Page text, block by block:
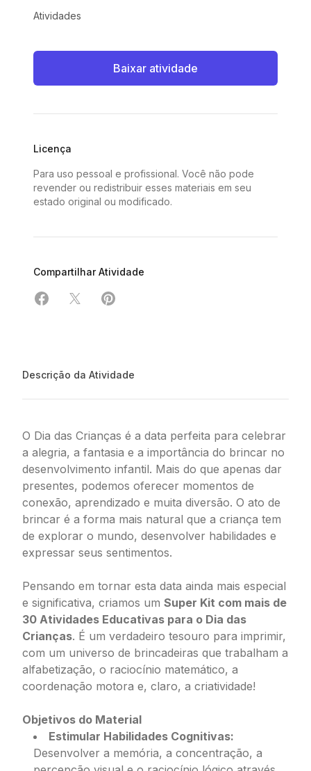
Atividades
Baixar atividade
Licença
Para uso pessoal e profissional. Você não pode
revender ou redistribuir esses materiais em seu
estado original ou modificado.
Compartilhar Atividade
Compartilhar em Facebook
Compartilhar em X
Compartilhar em Pinterest
Descrição da Atividade
O Dia das Crianças é a data perfeita para celebrar
a alegria, a fantasia e a importância do brincar no
desenvolvimento infantil. Mais do que apenas dar
presentes, podemos oferecer momentos de
conexão, aprendizado e muita diversão. O ato de
brincar é a forma mais natural que a criança tem
de explorar o mundo, desenvolver habilidades e
expressar seus sentimentos.
Pensando em tornar esta data ainda mais especial
e significativa, criamos um Super Kit com mais de
30 Atividades Educativas para o Dia das
Crianças. É um verdadeiro tesouro para imprimir,
com um universo de brincadeiras que trabalham a
alfabetização, o raciocínio matemático, a
coordenação motora e, claro, a criatividade!
Objetivos do Material
Estimular Habilidades Cognitivas:
Desenvolver a memória, a concentração, a